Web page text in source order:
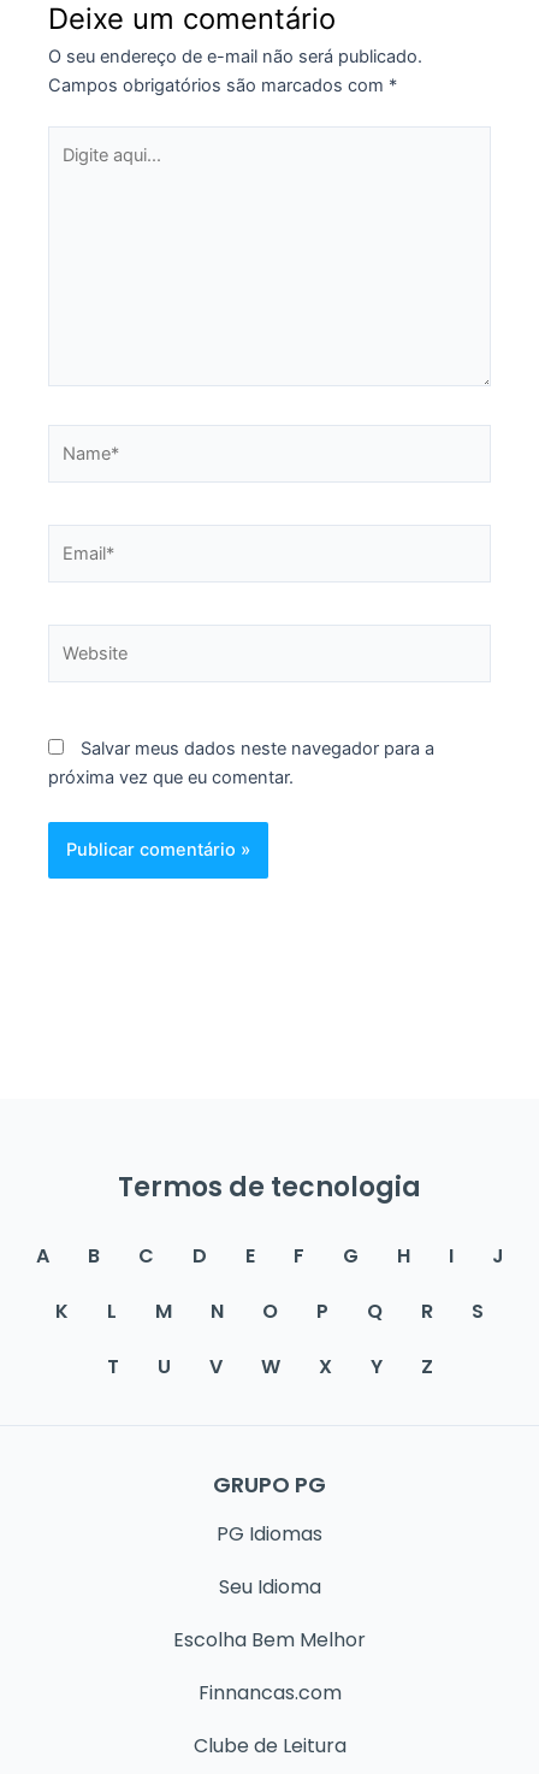
Deixe um comentário
O seu endereço de e-mail não será publicado.
Campos obrigatórios são marcados com *
aqui...
Salvar meus dados neste navegador para a
próxima vez que eu comentar.
Termos de tecnologia
A B C D E F G H I
J
K
L M N O P Q R
S
T
U V W X Y Z
GRUPO PG
PG Idiomas
Seu Idioma
Escolha Bem Melhor
Finnancas.com
Clube de Leitura